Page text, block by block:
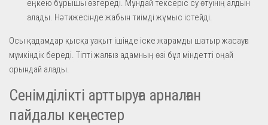
еңкею бұрышы өзгереді. Мұндай тексеріс су өтуінің алдын
алады. Нәтижесінде жабын тиімді жұмыс істейді.
Осы қадамдар қысқа уақыт ішінде іске жарамды шатыр жасауға
мүмкіндік береді. Тіпті жалғыз адамның өзі бұл міндетті оңай
орындай алады.
Сенімділікті арттыруға арналған
пайдалы кеңестер